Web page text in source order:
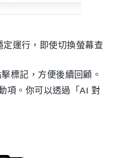
定運行，即使切換螢幕查
標記，方便後續回顧。
項。你可以透過「AI 對